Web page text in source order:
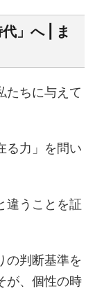
」へ | ま
たちに与えて
る力」を問い
違うことを証
の判断基準を
が、個性の時